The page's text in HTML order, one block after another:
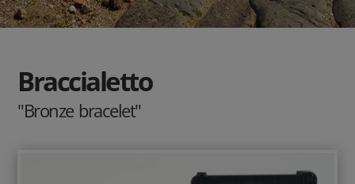
Braccialetto
"Bronze bracelet"